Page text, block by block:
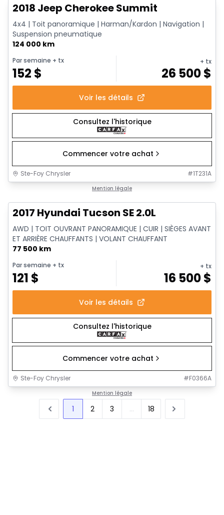
2018 Jeep Cherokee Summit
4x4 | Toit panoramique | Harman/Kardon | Navigation |
Suspension pneumatique
124 000 km
Par semaine + tx
152 $
+ tx
26 500$
Voir les détails
Consultez l'historique
Commencer votre achat
Ste-Foy Chrysler #1T231A
Mention légale
2017 Hyundai Tucson SE 2.0L
AWD | TOIT OUVRANT PANORAMIQUE | CUIR | SIÈGES AVANT
ET ARRIÈRE CHAUFFANTS | VOLANT CHAUFFANT
77 500 km
Par semaine + tx
121 $
+ tx
16 500$
Voir les détails
Consultez l'historique
Commencer votre achat
Ste-Foy Chrysler #F0366A
Mention légale
1 2 3 ... 18